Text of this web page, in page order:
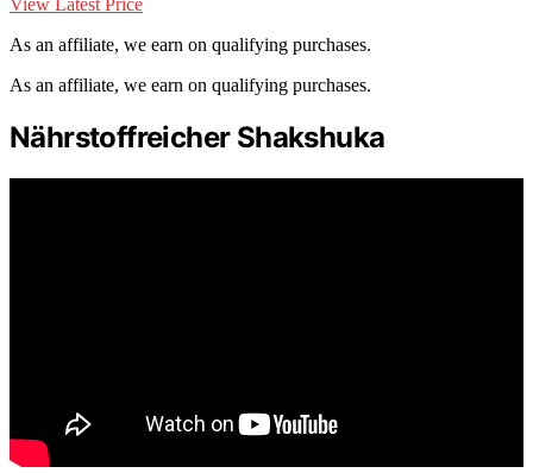
As an affiliate, we earn on qualifying purchases.
As an affiliate, we earn on qualifying purchases.
Nährstoffreicher Shakshuka